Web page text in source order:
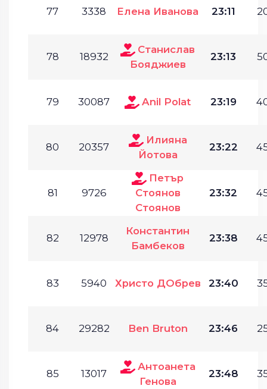
77 3338 Елена Иванова 23:11
78 18932
Станислав
Бояджиев
23:13
79 30087 Anil Polat 23:19
80 20357
Илияна
Йотова
23:22
81 9726
Петър
Стоянов
Стоянов
23:32
82 12978
Константин
Бамбеков
23:38
83 5940 Христо ДОбрев 23:40
84 29282 Ben Bruton 23:46
85 13017
Антоанета
Генова
23:48